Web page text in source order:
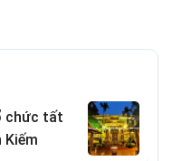
chức tất
Kiếm